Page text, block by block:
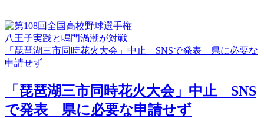
八王子実践と鳴門渦潮が対戦
「琵琶湖三市同時花火大会」中止 SNSで発表 県に必要な
申請せず
「琵琶湖三市同時花火大会」中止 SNS
で発表 県に必要な申請せず